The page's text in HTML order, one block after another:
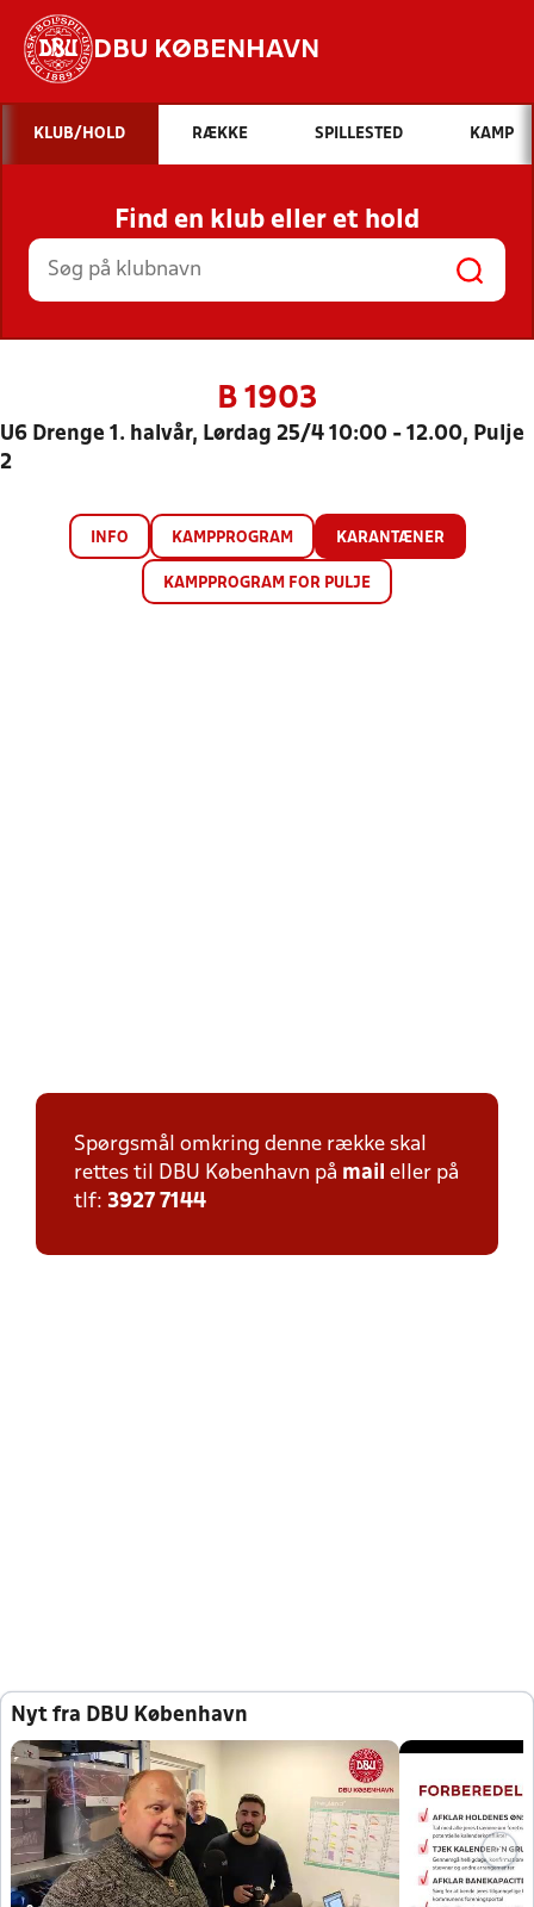
DBU KØBENHAVN
Hvad vil du søge efter?
INDHOLD OG NYHEDER
STILLINGER, RESULTATER, KLUBBER OG
HOLD
KLUB/HOLD RÆKKE SPILLESTED KAMP
Find en klub eller et hold
B 1903
U6 Drenge 1. halvår, Lørdag 25/4 10:00 - 12.00, Pulje
2
INFO KAMPPROGRAM KARANTÆNER
KAMPPROGRAM FOR PULJE
Spørgsmål omkring denne række skal
rettes til DBU København på mail eller på
tlf: 3927 7144
Nyt fra DBU København